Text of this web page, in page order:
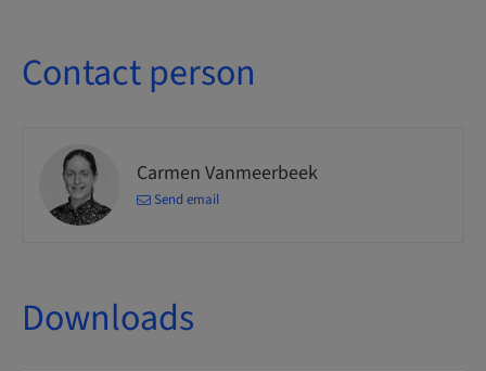
Contact person
Carmen Vanmeerbeek
Send email
Downloads